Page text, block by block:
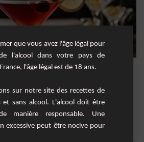
Cerise est un mélange raffiné et fruité, parfait pour
, spiritueux anisé , Short Drink
que vous avez l'âge légal pour
l'alcool dans votre pays de
l'âge légal est de 18 ans.
sur notre site des recettes de
et sans alcool. L'alcool doit être
manière responsable. Une
excessive peut être nocive pour